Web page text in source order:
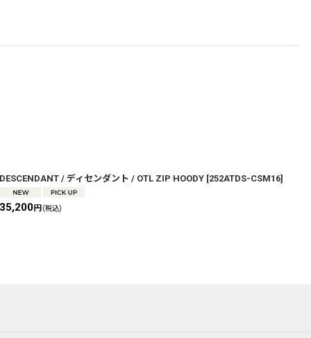
DESCENDANT / ディセンダント / OTL ZIP HOODY [252ATDS-CSM16]
35,200円 (税込)